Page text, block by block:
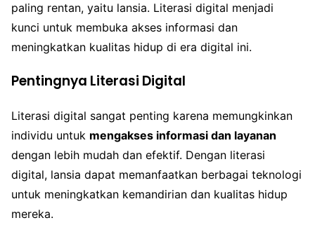
paling rentan, yaitu lansia. Literasi digital menjadi
kunci untuk membuka akses informasi dan
meningkatkan kualitas hidup di era digital ini.
Pentingnya Literasi Digital
Literasi digital sangat penting karena memungkinkan
individu untuk mengakses informasi dan layanan
dengan lebih mudah dan efektif. Dengan literasi
digital, lansia dapat memanfaatkan berbagai teknologi
untuk meningkatkan kemandirian dan kualitas hidup
mereka.